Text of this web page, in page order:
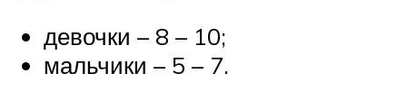
девочки – 8 – 10;
мальчики – 5 – 7.